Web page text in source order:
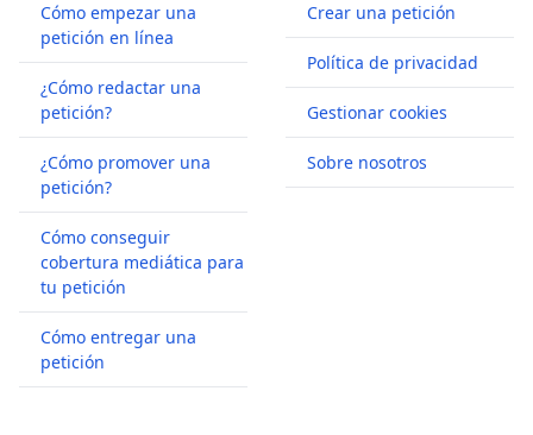
Cómo empezar una
petición en línea
¿Cómo redactar una
petición?
¿Cómo promover una
petición?
Cómo conseguir
cobertura mediática para
tu petición
Cómo entregar una
petición
Crear una petición
Política de privacidad
Gestionar cookies
Sobre nosotros